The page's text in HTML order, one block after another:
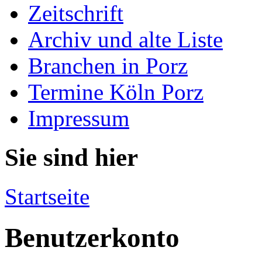
Zeitschrift
Archiv und alte Liste
Branchen in Porz
Termine Köln Porz
Impressum
Sie sind hier
Startseite
Benutzerkonto